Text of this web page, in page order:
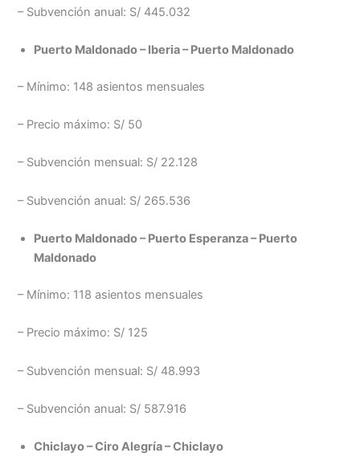
– Subvención anual: S/ 445.032
Puerto Maldonado – Iberia – Puerto Maldonado
– Mínimo: 148 asientos mensuales
– Precio máximo: S/ 50
– Subvención mensual: S/ 22.128
– Subvención anual: S/ 265.536
Puerto Maldonado – Puerto Esperanza – Puerto
Maldonado
– Mínimo: 118 asientos mensuales
– Precio máximo: S/ 125
– Subvención mensual: S/ 48.993
– Subvención anual: S/ 587.916
Chiclayo – Ciro Alegría – Chiclayo